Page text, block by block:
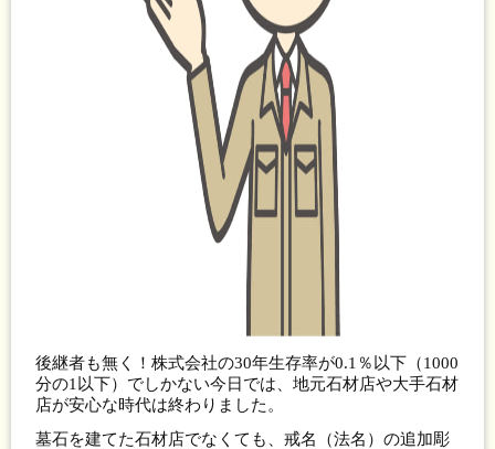
後継者も無く！株式会社の30年生存率が0.1％以下（1000
分の1以下）でしかない今日では、地元石材店や大手石材
店が安心な時代は終わりました。
墓石を建てた石材店でなくても、戒名（法名）の追加彫